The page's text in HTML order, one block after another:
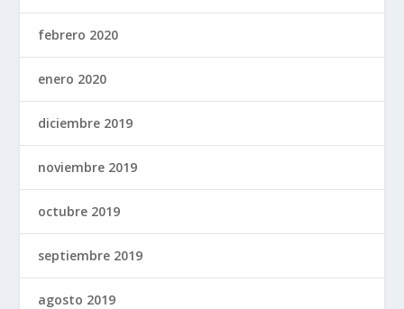
febrero 2020
enero 2020
diciembre 2019
noviembre 2019
octubre 2019
septiembre 2019
agosto 2019